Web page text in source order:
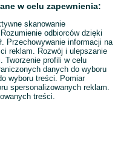
w celu zapewnienia:
skanowanie
odbiorców dzięki
Przechowywanie informacji na
reklam. Rozwój i ulepszanie
Tworzenie profili w celu
danych do wyboru
wyboru treści. Pomiar
spersonalizowanych reklam.
treści.